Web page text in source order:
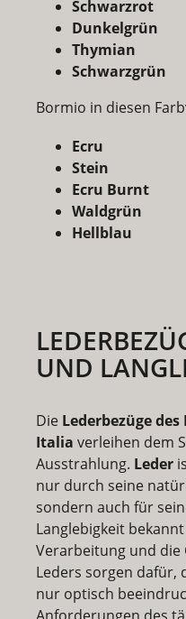
Schwarzrot
Dunkelgrün
Thymian
Schwarzgrün
Bormio in diesen
Ecru
Stein
Ecru Burnt
Waldgrün
Hellblau
UND
Die Lederbezüge
Italia verleihen dem
Ausstrahlung. Leder
nur durch seine
sondern auch für
Langlebigkeit
Verarbeitung und die
Leders sorgen dafür,
nur optisch